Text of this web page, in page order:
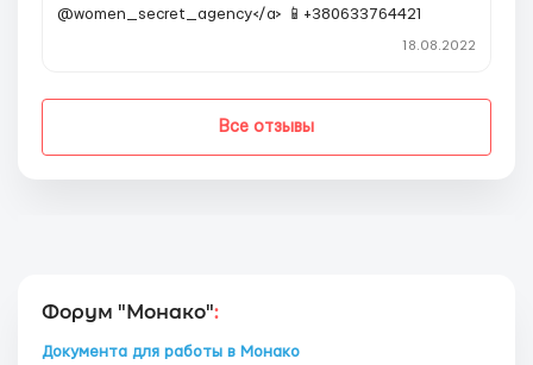
@women_secret_agency</a> 📱+380633764421
18.08.2022
Все отзывы
Форум "Монако":
Документа для работы в Монако